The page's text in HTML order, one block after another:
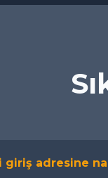
adresine